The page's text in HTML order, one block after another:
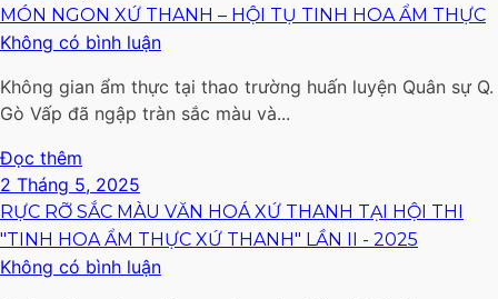
MÓN NGON XỨ THANH – HỘI TỤ TINH HOA ẨM THỰC
Không có bình luận
Không gian ẩm thực tại thao trường huấn luyện Quân sự Q.
Gò Vấp đã ngập tràn sắc màu và...
Đọc thêm
2 Tháng 5, 2025
RỰC RỠ SẮC MÀU VĂN HOÁ XỨ THANH TẠI HỘI THI
"TINH HOA ẨM THỰC XỨ THANH" LẦN II - 2025
Không có bình luận